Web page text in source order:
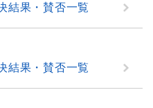
結果・賛否一覧
結果・賛否一覧